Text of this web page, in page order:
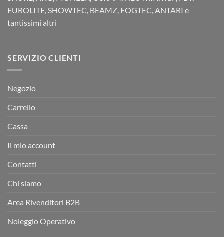
EUROLITE, SHOWTEC, BEAMZ, FOGTEC, ANTARI e
tantissimi altri
SERVIZIO CLIENTI
Negozio
Carrello
Cassa
Il mio account
Contatti
Chi siamo
Area Rivenditori B2B
Noleggio Operativo